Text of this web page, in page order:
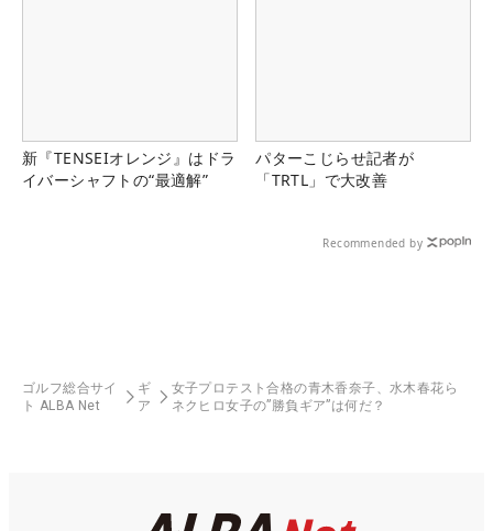
新『TENSEIオレンジ』はドラ
イバーシャフトの“最適解”
パターこじらせ記者が
「TRTL」で大改善
Recommended by
ゴルフ総合サイ
ト ALBA Net
ギ
ア
女子プロテスト合格の青木香奈子、水木春花ら
ネクヒロ女子の”勝負ギア”は何だ？